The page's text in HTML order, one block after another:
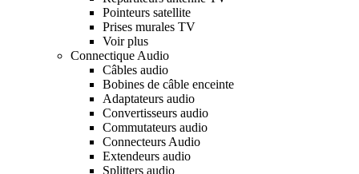
Pointeurs satellite
Prises murales TV
Voir plus
Connectique Audio
Câbles audio
Bobines de câble enceinte
Adaptateurs audio
Convertisseurs audio
Commutateurs audio
Connecteurs Audio
Extendeurs audio
Splitters audio